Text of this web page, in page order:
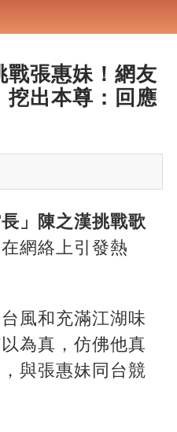
戰張惠妹！網友
挖出本尊：回應
」陳之漢挑戰歌
網絡上引發熱
風和充滿江湖味
為真，仿佛他真
與張惠妹同台競